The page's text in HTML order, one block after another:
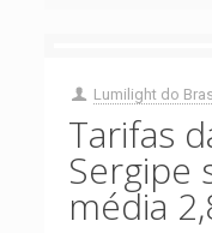
Lumilight do
Tarifas
Sergipe
média